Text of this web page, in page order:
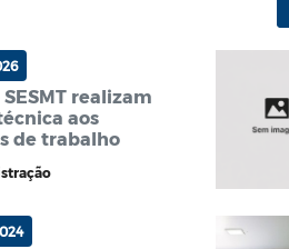
SESMT realizam
aos
de trabalho